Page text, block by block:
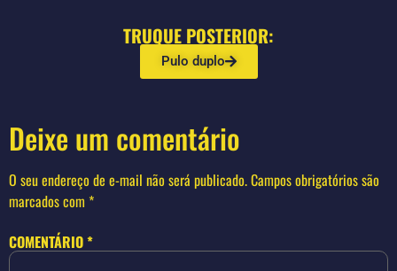
TRUQUE POSTERIOR:
Pulo duplo
Deixe um comentário
O seu endereço de e-mail não será publicado.Campos obrigatórios são
marcados com *
COMENTÁRIO*